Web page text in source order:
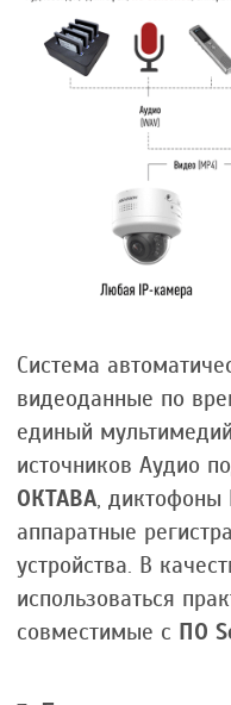
Система
видеоданные по
единый
источников Аудио
ОКТАВА, диктофоны
аппаратные
устройства. В
использоваться
совместимые с ПО